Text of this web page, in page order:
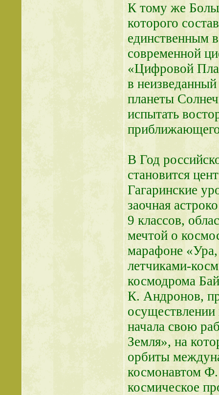
К тому же
которого
единственным
современной
«Цифровой
в
планеты
испытать
В Год
становится
Гагаринские
заочная
9 классов,
мечтой о
марафоне
летчиками-
космодрома
К. Андронов,
осуществлении
начала свою
Земля», на
орбиты
космонавтом
космическое